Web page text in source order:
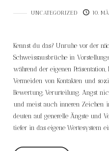
UNCATEGORIZED 10.
Kennst du das? Unruhe vor der
Schweissausbrüche in
während der eigenen
Vermeiden von Kontakten und
Bewertung, Verurteilung. Angst
und meist auch inneren Zeichen
deuten auf generelle Ängste und
tiefer in das eigene Wertesystem